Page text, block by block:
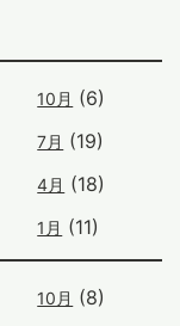
10月 (6)
7月 (19)
4月 (18)
1月 (11)
10月 (8)